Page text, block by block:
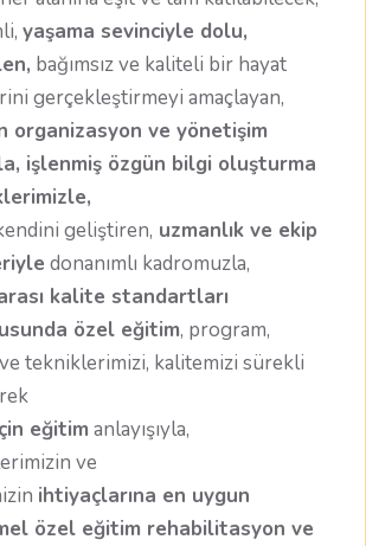
yaşama sevinciyle dolu,
bağımsız ve kaliteli bir hayat
gerçekleştirmeyi amaçlayan,
organizasyon ve yönetişim
işlenmiş özgün bilgi oluşturma
geliştiren, uzmanlık ve ekip
donanımlı kadromuzla,
kalite standartları
özel eğitim, program,
tekniklerimizi, kalitemizi sürekli
eğitim anlayışıyla,
ve
ihtiyaçlarına en uygun
özel eğitim rehabilitasyon ve